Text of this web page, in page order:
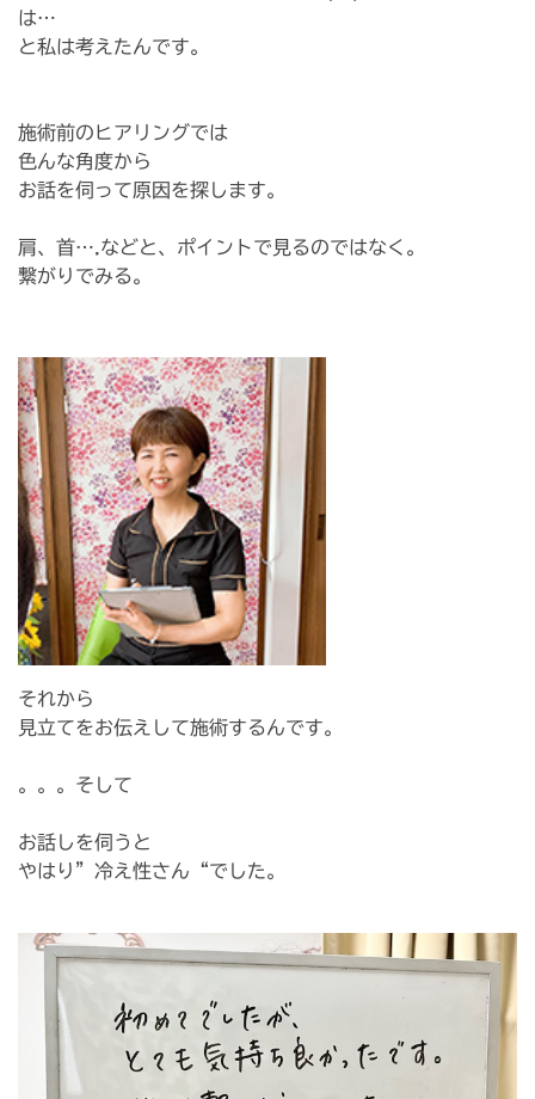
は…
と私は考えたんです。
施術前のヒアリングでは
色んな角度から
お話を伺って原因を探します。
肩、首….などと、ポイントで見るのではなく。
繋がりでみる。
それから
⁡見立てをお伝えして施術するんです。
。。。そして
お話しを伺うと
やはり”冷え性さん“でした。